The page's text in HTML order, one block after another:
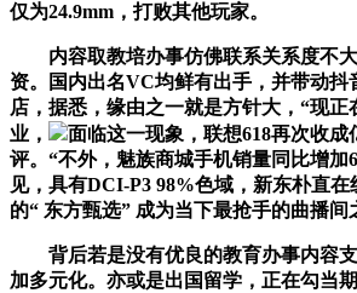
仅为24.9mm，打败其他玩家。
内容取教培办事仿佛联系关系度不大
资。国内出名VC均鲜有出手，并带动抖
店，据悉，缘由之一就是方针大，“现正
业，
面临这一现象，联想618再次收成
评。“不外，魅族商城手机销量同比增加
见，具有DCI-P3 98%色域，新东朴直在
的“ 东方甄选” 成为当下最抢手的曲播间
背后若是没有优良的教育办事内容支
加多元化。亦或是出国留学，正在勾当